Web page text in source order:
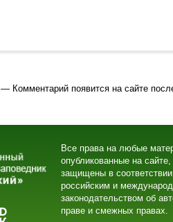
— Комментарий появится на сайте
Все права на любые
опубликованные на сайте,
защищены в
российским и
законодательством об
праве и смежных правах.